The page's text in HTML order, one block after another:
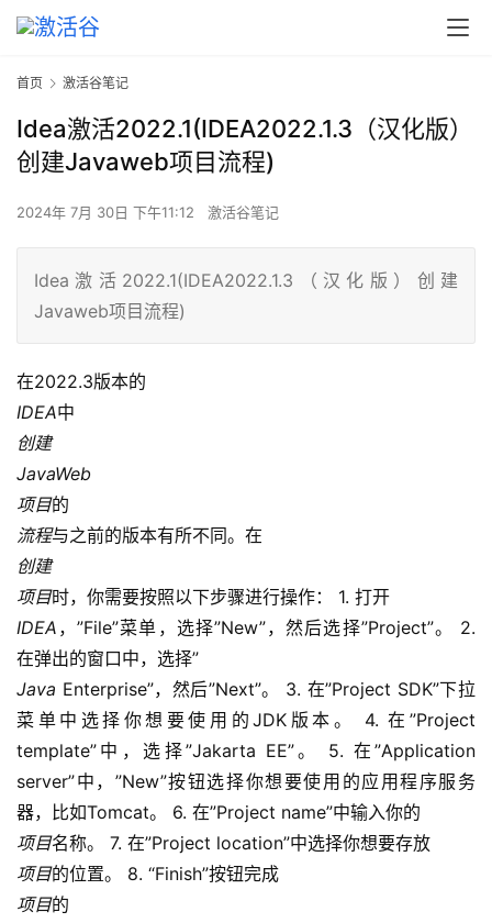
首页 激活谷笔记
Idea激活2022.1(IDEA2022.1.3（汉化版）
创建Javaweb项目流程)
2024年 7月 30日 下午11:12 激活谷笔记
Idea激活2022.1(IDEA2022.1.3（汉化版）创建
Javaweb项目流程)
在2022.3版本的
IDEA中
创建
JavaWeb
项目的
流程与之前的版本有所不同。在
创建
项目时，你需要按照以下步骤进行操作： 1. 打开
IDEA ，”File”菜单，选择”New”，然后选择”Project”。 2.
在弹出的窗口中，选择”
Java Enterprise”，然后”Next”。 3. 在”Project SDK”下拉
菜单中选择你想要使用的JDK版本。 4. 在”Project
template”中，选择”Jakarta EE”。 5. 在”Application
server”中，”New”按钮选择你想要使用的应用程序服务
器，比如Tomcat。 6. 在”Project name”中输入你的
项目名称。 7. 在”Project location”中选择你想要存放
项目的位置。 8. “Finish”按钮完成
项目的